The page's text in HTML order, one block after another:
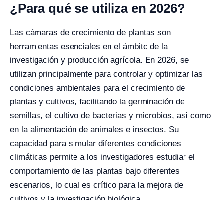
¿Para qué se utiliza en 2026?
Las cámaras de crecimiento de plantas son
herramientas esenciales en el ámbito de la
investigación y producción agrícola. En 2026, se
utilizan principalmente para controlar y optimizar las
condiciones ambientales para el crecimiento de
plantas y cultivos, facilitando la germinación de
semillas, el cultivo de bacterias y microbios, así como
en la alimentación de animales e insectos. Su
capacidad para simular diferentes condiciones
climáticas permite a los investigadores estudiar el
comportamiento de las plantas bajo diferentes
escenarios, lo cual es crítico para la mejora de